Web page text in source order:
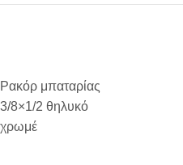
Ρακόρ μπαταρίας
3/8×1/2 θηλυκό
χρωμέ